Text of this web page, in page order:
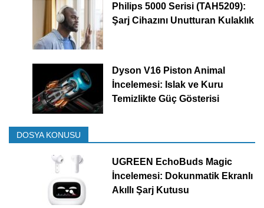
Philips 5000 Serisi (TAH5209):
Şarj Cihazını Unutturan Kulaklık
Dyson V16 Piston Animal
İncelemesi: Islak ve Kuru
Temizlikte Güç Gösterisi
DOSYA KONUSU
UGREEN EchoBuds Magic
İncelemesi: Dokunmatik Ekranlı
Akıllı Şarj Kutusu